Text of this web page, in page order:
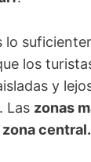
lo
los
y
Las zonas
zona central.